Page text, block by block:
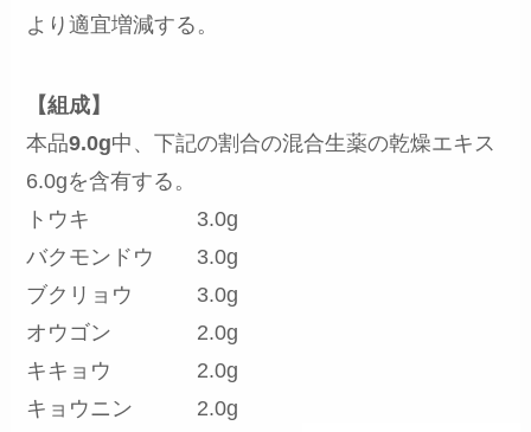
より適宜増減する。
【組成】
本品9.0g中、下記の割合の混合生薬の乾燥エキス
6.0gを含有する。
トウキ 3.0g
バクモンドウ 3.0g
ブクリョウ 3.0g
オウゴン 2.0g
キキョウ 2.0g
キョウニン 2.0g